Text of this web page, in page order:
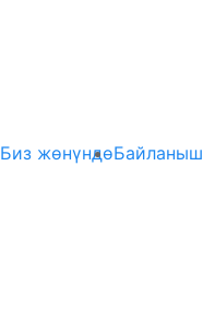
Биз жөнүндөБайланыш